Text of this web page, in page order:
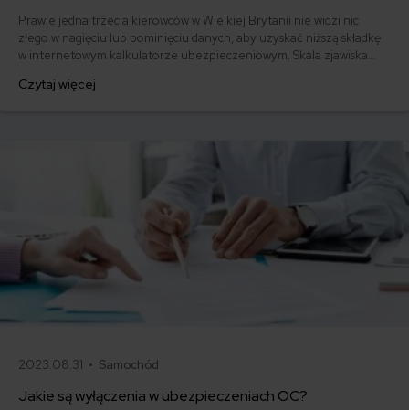
Prawie jedna trzecia kierowców w Wielkiej Brytanii nie widzi nic
złego w nagięciu lub pominięciu danych, aby uzyskać niższą składkę
w internetowym kalkulatorze ubezpieczeniowym. Skala zjawiska
ubezpieczeniowych.
Czytaj więcej
2023.08.31 • Samochód
Jakie są wyłączenia w ubezpieczeniach OC?